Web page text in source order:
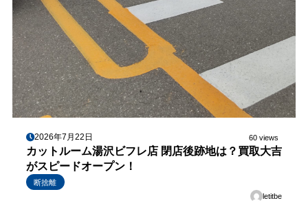
2026年7月22日 60 views
カットルーム湯沢ビフレ店 閉店後跡地は？買取大吉
がスピードオープン！
断捨離
letitbe